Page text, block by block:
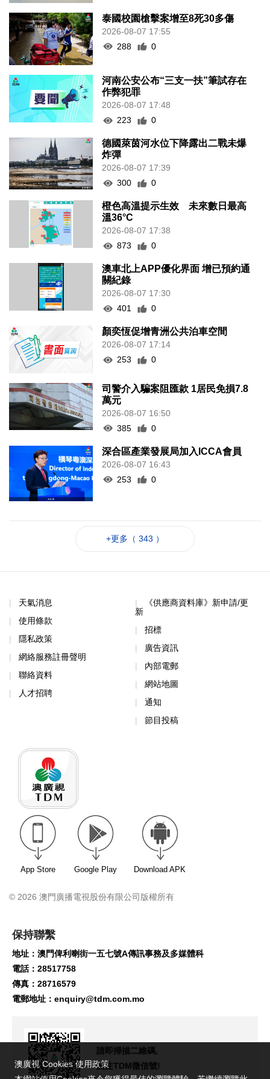
泰國校園槍擊案增至8死30多傷
2026-08-07 17:55
288
0
河南公安公布“三支一扶”筆試存在
作弊犯罪
2026-08-07 17:48
223
0
德國萊茵河水位下降露出二戰未爆
炸彈
2026-08-07 17:39
300
0
橙色高溫提示生效 未來數日最高
溫36°C
2026-08-07 17:38
873
0
澳車北上APP優化界面 增已預約通
關紀錄
2026-08-07 17:30
401
0
顏奕恆促增青洲公共泊車空間
2026-08-07 17:14
253
0
司警介入騙案阻匯款 1居民免損7.8
萬元
2026-08-07 16:50
385
0
深合區產業發展局加入ICCA會員
2026-08-07 16:43
253
0
+更多（ 343 ）
天氣消息
使用條款
隱私政策
網絡服務註冊聲明
聯絡資料
人才招聘
《供應商資料庫》新申請/更
新
招標
廣告資訊
內部電郵
網站地圖
通知
節目投稿
App Store Google Play Download APK
© 2026 澳門廣播電視股份有限公司版權所有
保持聯繫
地址：澳門俾利喇街一五七號A傳訊事務及多媒體科
電話：28517758
傳真：28716579
電郵地址： enquiry@tdm.com.mo
請即掃描二維碼,
關注TDM微信號!
澳廣視 Cookies 使用政策